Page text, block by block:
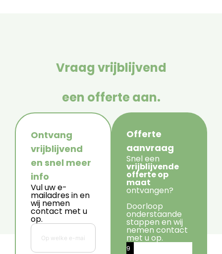
Vraag vrijblijvend
een offerte aan.
Ontvang
vrijblijvend
en snel meer
info
Vul uw e-
mailadres in en
wij nemen
contact met u
op.
Offerte
aanvraag
Snel een
vrijblijvende
offerte op
maat
ontvangen?
Doorloop
onderstaande
stappen en wij
nemen contact
met u op.
9